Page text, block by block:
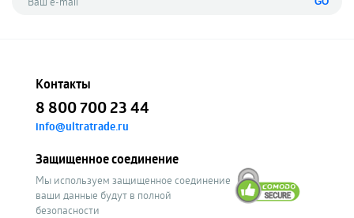
Контакты
8 800 700 23 44
info@ultratrade.ru
Защищенное соединение
Мы используем защищенное соединение
ваши данные будут в полной
безопасности